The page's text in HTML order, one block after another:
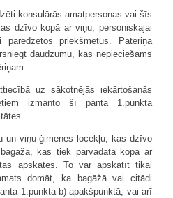
konsulārās amatpersonas vai šīs
dzīvo kopā ar viņu, personiskajai
priekšmetus. Patēriņa
daudzumu, kas nepieciešams
uz sākotnējās iekārtošanās
izmanto šī panta 1.punktā
un viņu ģimenes locekļu, kas dzīvo
kas tiek pārvadāta kopā ar
apskates. To var apskatīt tikai
domāt, ka bagāžā vai citādi
1.punkta b) apakšpunktā, vai arī